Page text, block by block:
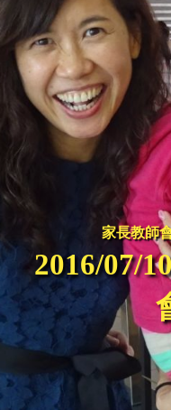
家長教師
2016/07/